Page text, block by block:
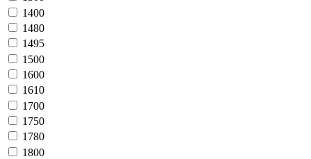
1400
1480
1495
1500
1600
1610
1700
1750
1780
1800